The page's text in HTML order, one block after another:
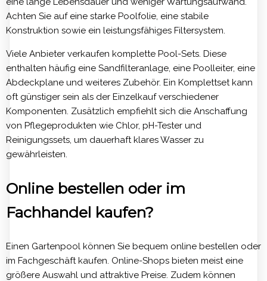
Achten Sie auf eine starke Poolfolie, eine stabile
Konstruktion sowie ein leistungsfähiges Filtersystem.
Viele Anbieter verkaufen komplette Pool-Sets. Diese
enthalten häufig eine Sandfilteranlage, eine Poolleiter, eine
Abdeckplane und weiteres Zubehör. Ein Komplettset kann
oft günstiger sein als der Einzelkauf verschiedener
Komponenten. Zusätzlich empfiehlt sich die Anschaffung
von Pflegeprodukten wie Chlor, pH-Tester und
Reinigungssets, um dauerhaft klares Wasser zu
gewährleisten.
Online bestellen oder im
Fachhandel kaufen?
Einen Gartenpool können Sie bequem online bestellen oder
im Fachgeschäft kaufen. Online-Shops bieten meist eine
größere Auswahl und attraktive Preise. Zudem können